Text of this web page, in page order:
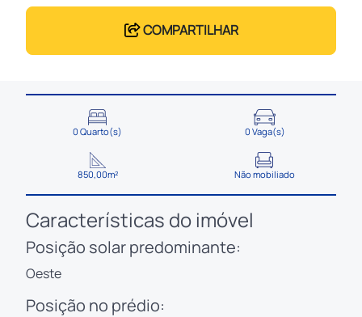
COMPARTILHAR
0 Quarto(s) 0 Vaga(s)
850,00m² Não mobiliado
Características do imóvel
Posição solar predominante:
Oeste
Posição no prédio: